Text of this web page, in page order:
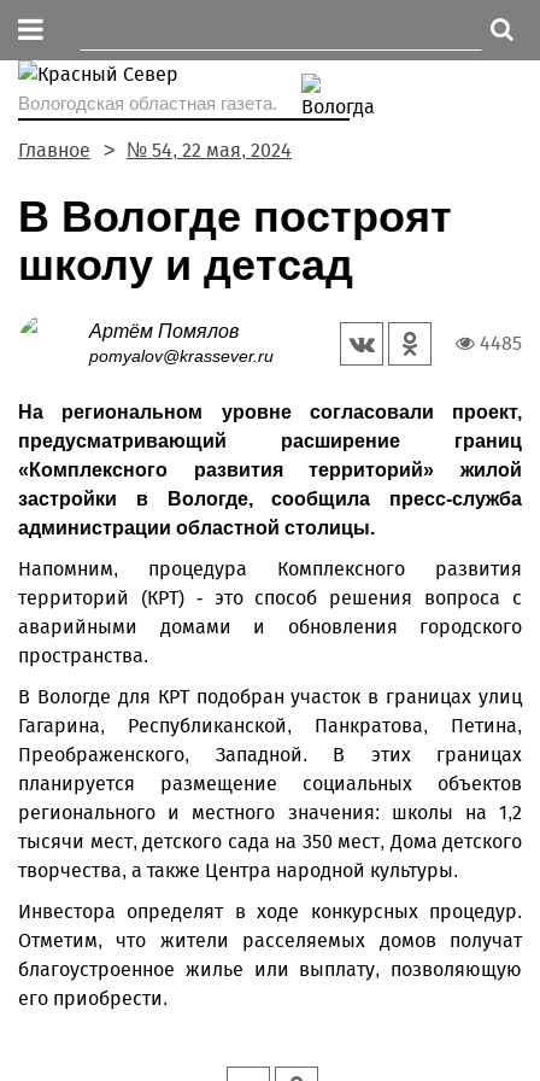
Вологодская областная газета.
Главное № 54, 22 мая, 2024
В Вологде построят
школу и детсад
Артём Помялов
pomyalov@krassever.ru
4485
На региональном уровне согласовали проект,
предусматривающий расширение границ
«Комплексного развития территорий» жилой
застройки в Вологде, сообщила пресс-служба
администрации областной столицы.
Напомним, процедура Комплексного развития
территорий (КРТ) - это способ решения вопроса с
аварийными домами и обновления городского
пространства.
В Вологде для КРТ подобран участок в границах улиц
Гагарина, Республиканской, Панкратова, Петина,
Преображенского, Западной. В этих границах
планируется размещение социальных объектов
регионального и местного значения: школы на 1,2
тысячи мест, детского сада на 350 мест, Дома детского
творчества, а также Центра народной культуры.
Инвестора определят в ходе конкурсных процедур.
Отметим, что жители расселяемых домов получат
благоустроенное жилье или выплату, позволяющую
его приобрести.